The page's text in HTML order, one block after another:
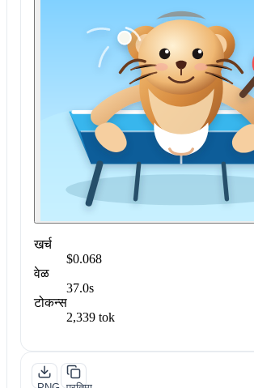
खर्च
$0.068
वेळ
37.0s
टोकन्स
2,339 tok